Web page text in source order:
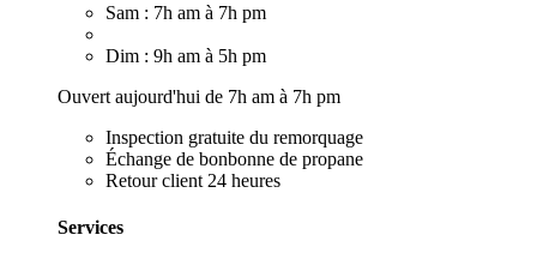
Sam : 7h am à 7h pm
Dim : 9h am à 5h pm
Ouvert aujourd'hui de 7h am à 7h pm
Inspection gratuite du remorquage
Échange de bonbonne de propane
Retour client 24 heures
Services